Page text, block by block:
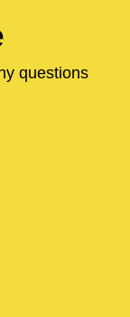
questions